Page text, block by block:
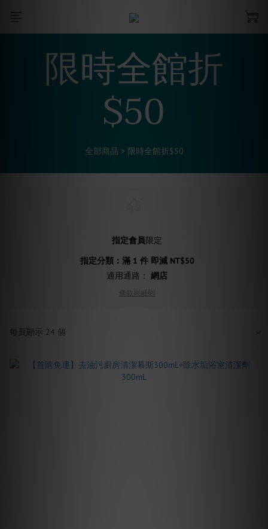
限時全館折
$50
全部商品 > 限時全館折$50
指定會員限定
指定分類：滿 1 件 即減 NT$50
適用通路： 網店
條款與細則
每頁顯示 24 個